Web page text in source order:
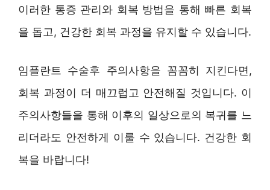
이러한 통증 관리와 회복 방법을 통해 빠른 회복
을 돕고, 건강한 회복 과정을 유지할 수 있습니다.
임플란트 수술후 주의사항을 꼼꼼히 지킨다면,
회복 과정이 더 매끄럽고 안전해질 것입니다. 이
주의사항들을 통해 이후의 일상으로의 복귀를 느
리더라도 안전하게 이룰 수 있습니다. 건강한 회
복을 바랍니다!